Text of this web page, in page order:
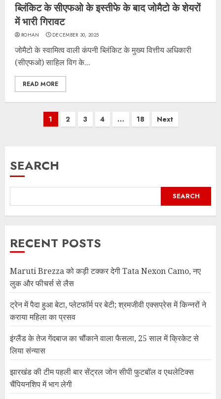
ब्लिंकिट के सीएफओ के इस्तीफे के बाद जोमैटो के शेयरों
में भारी गिरावट
ROHAN DECEMBER 30, 2025
जोमैटो के स्वामित्व वाली कंपनी ब्लिंकिट के मुख्य वित्तीय अधिकारी
(सीएफओ) साहिल विग के...
READ MORE
1 2 3 4 … 18 Next
SEARCH
SEARCH
RECENT POSTS
Maruti Brezza को कड़ी टक्कर देगी Tata Nexon Camo, नए
लुक और फीचर्स से लैस
ट्रेन में पैदा हुआ बेटा, प्लेटफॉर्म पर बेटी; श्रमजीवी एक्सप्रेस में किन्नरों ने
कराया महिला का प्रसव
इंग्लैंड के तेज गेंदबाज का चौंकाने वाला फैसला, 25 साल में क्रिकेट से
लिया संन्यास
झारखंड की टीम पहली बार सेंट्रल जोन सीपी फुटबॉल व एथलेटिक्स
चैंपियनशिप में भाग लेगी